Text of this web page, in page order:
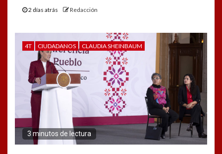
2 días atrás Redacción
4T CIUDADANOS CLAUDIA SHEINBAUM
3 minutos de lectura